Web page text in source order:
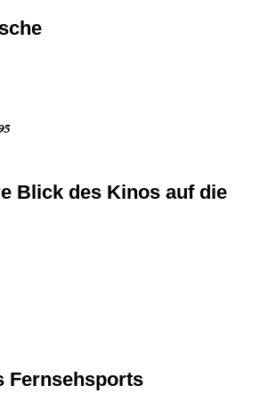
Blick des Kinos auf die
Fernsehsports